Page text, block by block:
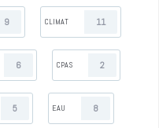
9 CLIMAT 11
6 CPAS 2
5 EAU 8